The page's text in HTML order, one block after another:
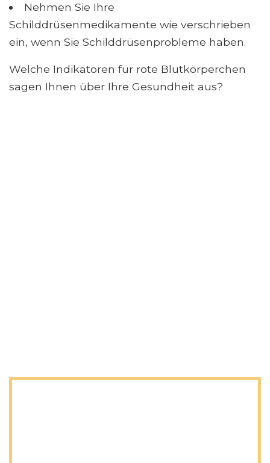
Nehmen Sie Ihre
Schilddrüsenmedikamente wie verschrieben
ein, wenn Sie Schilddrüsenprobleme haben.
Welche Indikatoren für rote Blutkörperchen
sagen Ihnen über Ihre Gesundheit aus?